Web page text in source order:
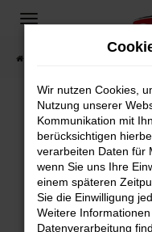
Zum
springen
Fehler:
Beim Laden ist ein
Hier sind ein paar
Überprüfe
Wir nutzen Cookies,
Nutzung unserer
Kommunikation mit
berücksichtigen
verarbeiten Daten für
wenn Sie uns Ihre
einem späteren
Sie die Einwilligung
Weitere
Datenverarbeitung